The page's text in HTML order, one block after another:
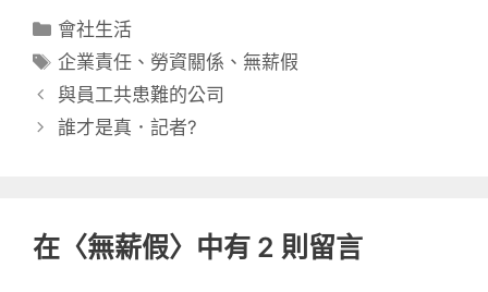
分
類
會社生活
標
籤
企業責任 、 勞資關係 、 無薪假
與員工共患難的公司
誰才是真．記者?
在〈無薪假〉中有 2 則留言